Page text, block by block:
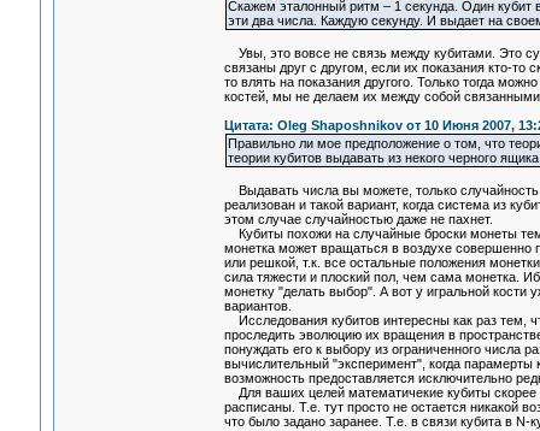
Скажем эталонный ритм – 1 секунда. Один кубит
эти два числа. Каждую секунду. И выдает на
Увы, это вовсе не связь между кубитами. Это
связаны друг с другом, если их показания кто-то
то влять на показания другого. Только тогда
костей, мы не делаем их между собой
Цитата: Oleg Shaposhnikov от 10 Июня 2007,
Правильно ли мое предположение о том, что
теории кубитов выдавать из некого черного
Выдавать числа вы можете, только случайность
реализован и такой вариант, когда система из
этом случае случайностью даже не пахнет.
Кубиты похожи на случайные броски монеты
монетка может вращаться в воздухе совершенно
или решкой, т.к. все остальные положения
сила тяжести и плоский пол, чем сама монетка.
монетку "делать выбор". А вот у игральной кости
вариантов.
Исследования кубитов интересны как раз тем,
проследить эволюцию их вращения в
понуждать его к выбору из ограниченного числа
вычислительный "эксперимент", когда парамерты
возможность предоставляется исключительно
Для ваших целей математичекие кубиты скорее
расписаны. Т.е. тут просто не остается никакой
что было задано заранее. Т.е. в связи кубита в